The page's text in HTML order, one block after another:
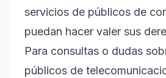
servicios de públicos de
puedan hacer valer sus
Para consultas o dudas
públicos de